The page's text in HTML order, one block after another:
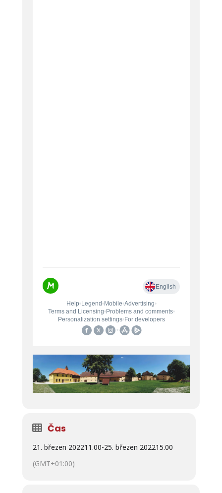
Čas
21. březen 202211.00-25. březen 202215.00
(GMT+01:00)